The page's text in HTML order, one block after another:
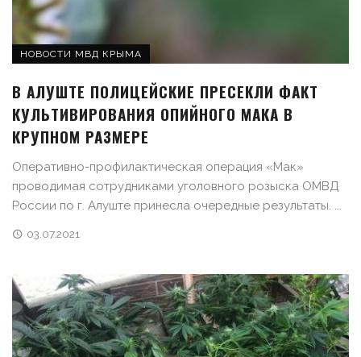
НОВОСТИ МВД КРЫМА
В АЛУШТЕ ПОЛИЦЕЙСКИЕ ПРЕСЕКЛИ ФАКТ
КУЛЬТИВИРОВАНИЯ ОПИЙНОГО МАКА В
КРУПНОМ РАЗМЕРЕ
Оперативно-профилактическая операция «Мак»
проводимая сотрудниками уголовного розыска ОМВД
России по г. Алуште принесла очередные результаты. ...
03.07.2021